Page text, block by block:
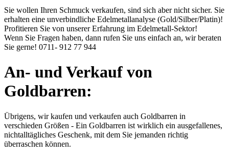
Sie wollen Ihren Schmuck verkaufen, sind sich aber nicht sicher. Sie
erhalten eine unverbindliche Edelmetallanalyse (Gold/Silber/Platin)!
Profitieren Sie von unserer Erfahrung im Edelmetall-Sektor!
Wenn Sie Fragen haben, dann rufen Sie uns einfach an, wir beraten
Sie gerne! 0711- 912 77 944
An- und Verkauf von
Goldbarren:
Übrigens, wir kaufen und verkaufen auch Goldbarren in
verschieden Größen - Ein Goldbarren ist wirklich ein ausgefallenes,
nichtalltägliches Geschenk, mit dem Sie jemanden richtig
überraschen können.